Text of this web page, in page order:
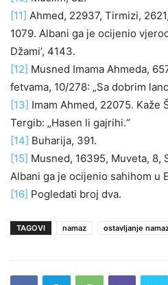
[11] Ahmed, 22937, Tirmizi,
1079. Albani ga je ocijenio
Džami’, 4143.
[12] Musned Imama Ahmeda,
fetvama, 10/278: „Sa dobrim
[13] Imam Ahmed, 22075. Kaže
Tergib: „Hasen li gajrihi.“
[14] Buharija, 391.
[15] Musned, 16395, Muveta, 8,
Albani ga je ocijenio sahihom u
[16] Pogledati broj dva.
TAGOVI namaz ostavljanje